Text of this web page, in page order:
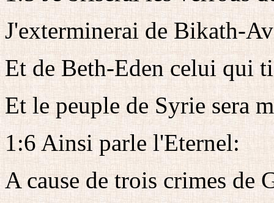
J'exterminerai de Bikath-
Et de Beth-Eden celui qui
Et le peuple de Syrie sera
1:6 Ainsi parle l'Eternel:
A cause de trois crimes de